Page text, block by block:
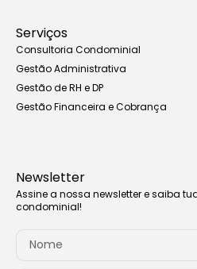
Serviços
Consultoria Condominial
Gestão Administrativa
Gestão de RH e DP
Gestão Financeira e Cobrança
Newsletter
Assine a nossa newsletter e saiba
condominial!